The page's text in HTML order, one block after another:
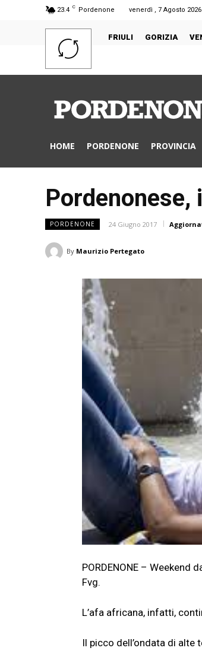
23.4 C Pordenone venerdì , 7 Agosto 2026
FRIULI GORIZIA
HOME PORDENONE PROVINCIA
PORDENONE 24 Giugno 2017
By Maurizio Pertegato
PORDENONE – Weekend
Fvg.
L’afa africana, infatti,
Il picco dell’ondata di